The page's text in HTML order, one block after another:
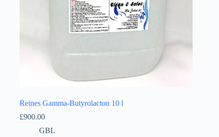
Reines Gamma-Butyrolacton 10 l
£900.00
GBL